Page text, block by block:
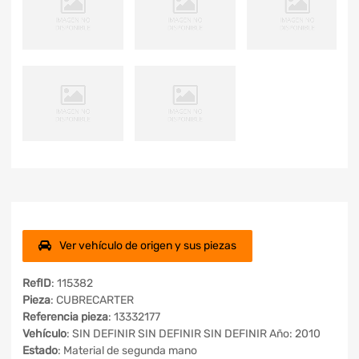
Ver vehículo de origen y sus piezas
RefID: 115382
Pieza: CUBRECARTER
Referencia pieza: 13332177
Vehículo: SIN DEFINIR SIN DEFINIR SIN DEFINIR Año: 2010
Estado: Material de segunda mano